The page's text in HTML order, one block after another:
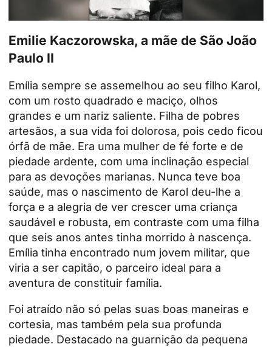
Emilie Kaczorowska, a mãe de São João
Paulo II
Emília sempre se assemelhou ao seu filho Karol,
com um rosto quadrado e maciço, olhos
grandes e um nariz saliente. Filha de pobres
artesãos, a sua vida foi dolorosa, pois cedo ficou
órfã de mãe. Era uma mulher de fé forte e de
piedade ardente, com uma inclinação especial
para as devoções marianas. Nunca teve boa
saúde, mas o nascimento de Karol deu-lhe a
força e a alegria de ver crescer uma criança
saudável e robusta, em contraste com uma filha
que seis anos antes tinha morrido à nascença.
Emília tinha encontrado num jovem militar, que
viria a ser capitão, o parceiro ideal para a
aventura de constituir família.
Foi atraído não só pelas suas boas maneiras e
cortesia, mas também pela sua profunda
piedade. Destacado na guarnição da pequena